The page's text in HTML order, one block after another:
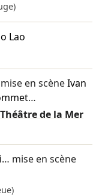
Lao
mise en scèneIvan
…
Théâtre de la Mer
… mise en scène